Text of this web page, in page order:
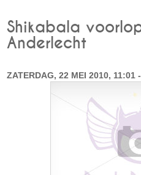
Shikabala
Anderlecht
ZATERDAG, 22 MEI 2010, 11:01